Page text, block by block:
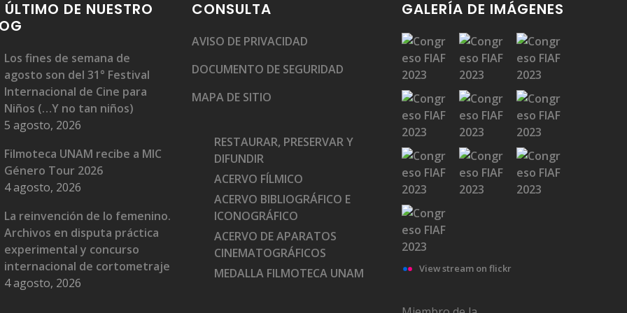
ÚLTIMO DE NUESTRO
Los fines de semana de
agosto son del 31° Festival
Internacional de Cine para
Niños (…Y no tan niños)
5 agosto, 2026
Filmoteca UNAM recibe a MIC
Género Tour 2026
4 agosto, 2026
La reinvención de lo femenino.
Archivos en disputa práctica
experimental y concurso
internacional de cortometraje
4 agosto, 2026
CONSULTA
AVISO DE PRIVACIDAD
DOCUMENTO DE SEGURIDAD
MAPA DE SITIO
RESTAURAR, PRESERVAR Y
DIFUNDIR
ACERVO FÍLMICO
ACERVO BIBLIOGRÁFICO E
ICONOGRÁFICO
ACERVO DE APARATOS
CINEMATOGRÁFICOS
MEDALLA FILMOTECA UNAM
GALERÍA DE IMÁGENES
View stream on flickr